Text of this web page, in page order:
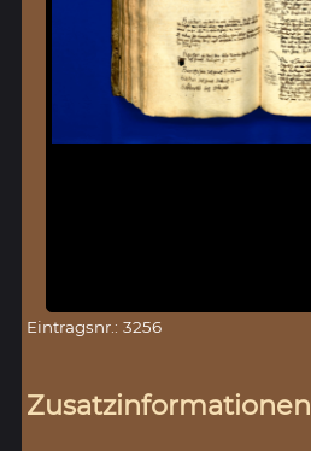
Eintragsnr.: 3256
Zusatzinformationen